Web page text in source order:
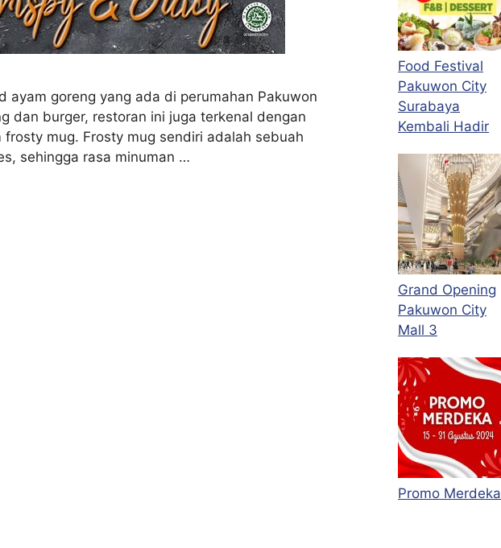
ayam goreng yang ada di perumahan Pakuwon
dan burger, restoran ini juga terkenal dengan
mug. Frosty mug sendiri adalah sebuah
sehingga rasa minuman …
Food Festival
Pakuwon City
Surabaya
Kembali Hadir
Grand Opening
Pakuwon City
Mall 3
Promo Merdeka